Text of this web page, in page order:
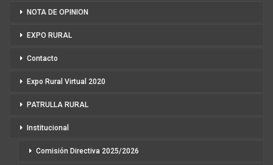
NOTA DE OPINION
EXPO RURAL
Contacto
Expo Rural Virtual 2020
PATRULLA RURAL
Institucional
Comisión Directiva 2025/2026